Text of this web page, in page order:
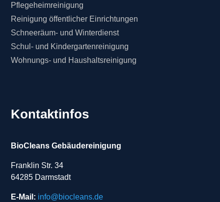
Pflegeheimreinigung
Reinigung öffentlicher Einrichtungen
Schneeräum- und Winterdienst
Schul- und Kindergartenreinigung
Wohnungs- und Haushaltsreinigung
Kontaktinfos
BioCleans Gebäudereinigung
Franklin Str. 34
64285 Darmstadt
E-Mail: info@biocleans.de